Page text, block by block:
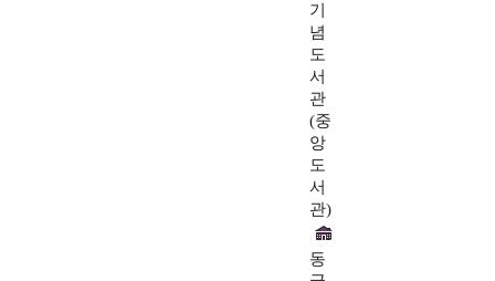
기
념
도
서
관
(중
앙
도
서
관)
동